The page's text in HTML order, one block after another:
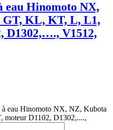
eau Hinomoto NX,
KL, KT, L, L1,
D1302,…., V1512,
à eau Hinomoto NX, NZ, Kubota
D1102, D1302,....,